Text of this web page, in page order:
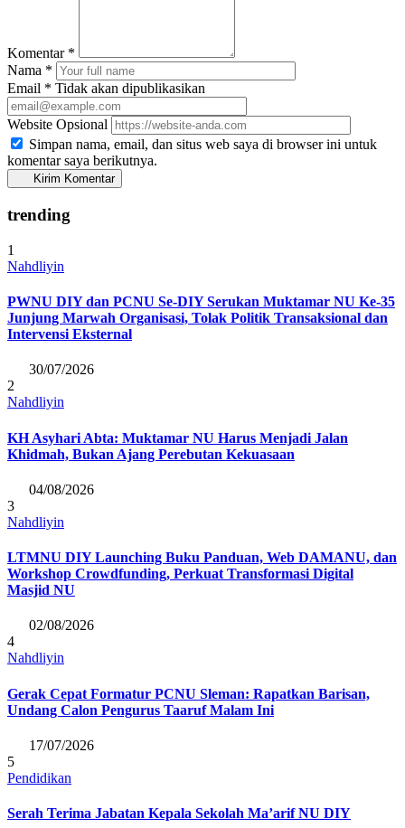
Komentar *
Nama *
Email * Tidak akan dipublikasikan
Website Opsional
Simpan nama, email, dan situs web saya di browser ini untuk
komentar saya berikutnya.
Kirim Komentar
trending
1
Nahdliyin
PWNU DIY dan PCNU Se-DIY Serukan Muktamar NU Ke-35
Junjung Marwah Organisasi, Tolak Politik Transaksional dan
Intervensi Eksternal
30/07/2026
2
Nahdliyin
KH Asyhari Abta: Muktamar NU Harus Menjadi Jalan
Khidmah, Bukan Ajang Perebutan Kekuasaan
04/08/2026
3
Nahdliyin
LTMNU DIY Launching Buku Panduan, Web DAMANU, dan
Workshop Crowdfunding, Perkuat Transformasi Digital
Masjid NU
02/08/2026
4
Nahdliyin
Gerak Cepat Formatur PCNU Sleman: Rapatkan Barisan,
Undang Calon Pengurus Taaruf Malam Ini
17/07/2026
5
Pendidikan
Serah Terima Jabatan Kepala Sekolah Ma’arif NU DIY